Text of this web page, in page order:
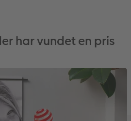
har vundet en pris